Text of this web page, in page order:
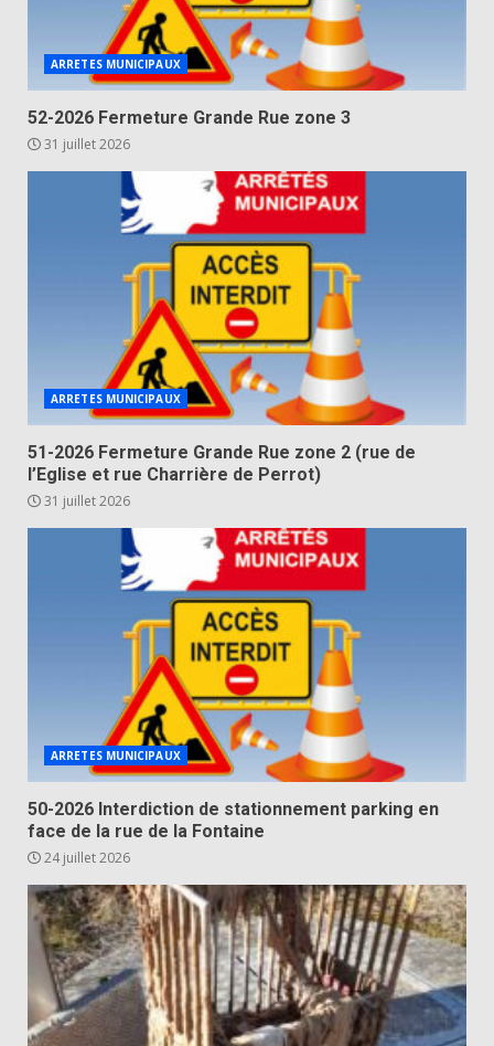
ARRETES MUNICIPAUX
52-2026 Fermeture Grande Rue zone 3
31 juillet 2026
ARRETES MUNICIPAUX
51-2026 Fermeture Grande Rue zone 2 (rue de
l’Eglise et rue Charrière de Perrot)
31 juillet 2026
ARRETES MUNICIPAUX
50-2026 Interdiction de stationnement parking en
face de la rue de la Fontaine
24 juillet 2026